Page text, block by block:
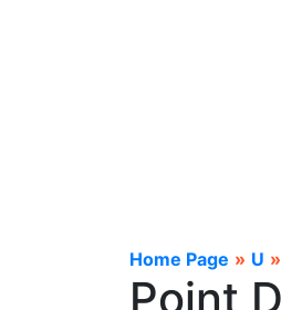
Home Page » U »
Point